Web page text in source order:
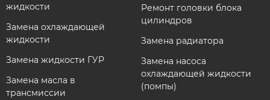
жидкости
Замена охлаждающей
жидкости
Замена жидкости ГУР
Замена масла в
трансмиссии
Ремонт головки блока
цилиндров
Замена радиатора
Замена насоса
охлаждающей жидкости
(помпы)